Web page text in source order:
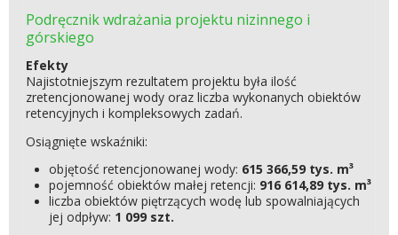
Podręcznik wdrażania projektu nizinnego i
górskiego
Efekty
Najistotniejszym rezultatem projektu była ilość
zretencjonowanej wody oraz liczba wykonanych obiektów
retencyjnych i kompleksowych zadań.
Osiągnięte wskaźniki:
objętość retencjonowanej wody: 615 366,59 tys. m³
pojemność obiektów małej retencji: 916 614,89 tys. m³
liczba obiektów piętrzących wodę lub spowalniających
jej odpływ: 1 099 szt.